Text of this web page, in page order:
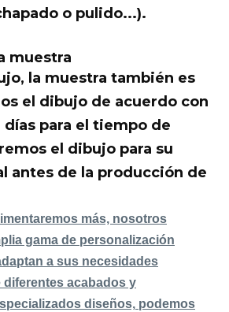
o pulido...).
muestra
la muestra también es
el dibujo de acuerdo con
días para el tiempo de
el dibujo para su
antes de la producción de
más, nosotros
gama de personalización
a sus necesidades
diferentes acabados y
diseños, podemos